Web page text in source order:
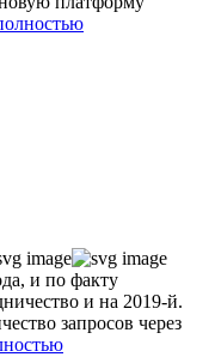
и по факту
и на 2019-й.
запросов через